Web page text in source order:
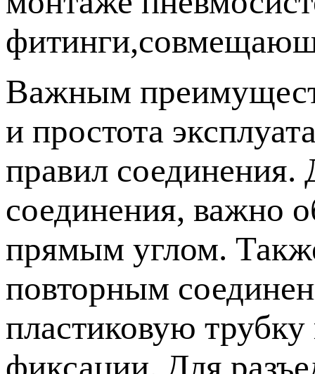
Важным
и простота
правил соединения.
соединения, важно
прямым углом.
повторным
пластиковую